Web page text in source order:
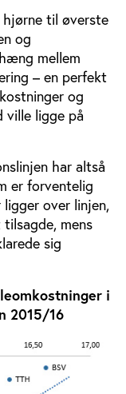
hjørne til øverste
og
mellem
– en perfekt
og
ligge på
har altså
er forventelig
over linjen,
mens
sig
i
2015/16